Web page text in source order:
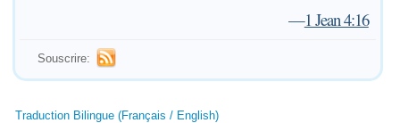
—1 Jean 4:16
Souscrire:
Traduction Bilingue (Français / English)